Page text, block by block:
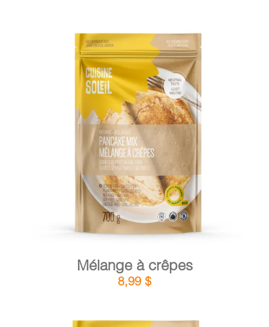
AJOUTER AU PANIER
Mélange à crêpes
8,99 $